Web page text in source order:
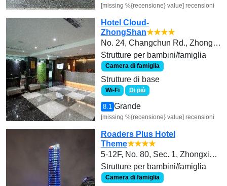
[missing %{recensione} value] recensioni
Hotel Cloud-
ZhongShan★★★★
No. 24, Changchun Rd., Zhongshan Dist., Taipei City 104010, Taiwan
Strutture per bambini/famiglia
Camera di famiglia
Strutture di base
Wi-Fi Di più
8.1 Grande
[missing %{recensione} value] recensioni
Roaders Plus Hotel
Theme★★★★
5-12F, No. 80, Sec. 1, Zhongxiao W. Rd., Zhongzheng Dist.
Strutture per bambini/famiglia
Camera di famiglia